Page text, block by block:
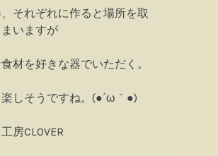
それぞれに作ると場所を取
いますが
材を好きな器でいただく。
しそうですね。(●´ω｀●)
房CLOVER